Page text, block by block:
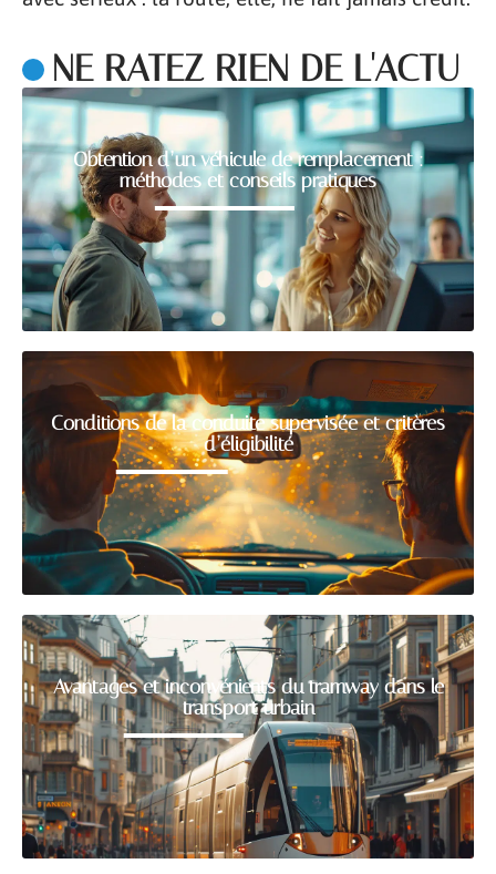
NE RATEZ RIEN DE L'ACTU
Obtention d’un véhicule de remplacement :
méthodes et conseils pratiques
Conditions de la conduite supervisée et critères
d’éligibilité
Avantages et inconvénients du tramway dans le
transport urbain